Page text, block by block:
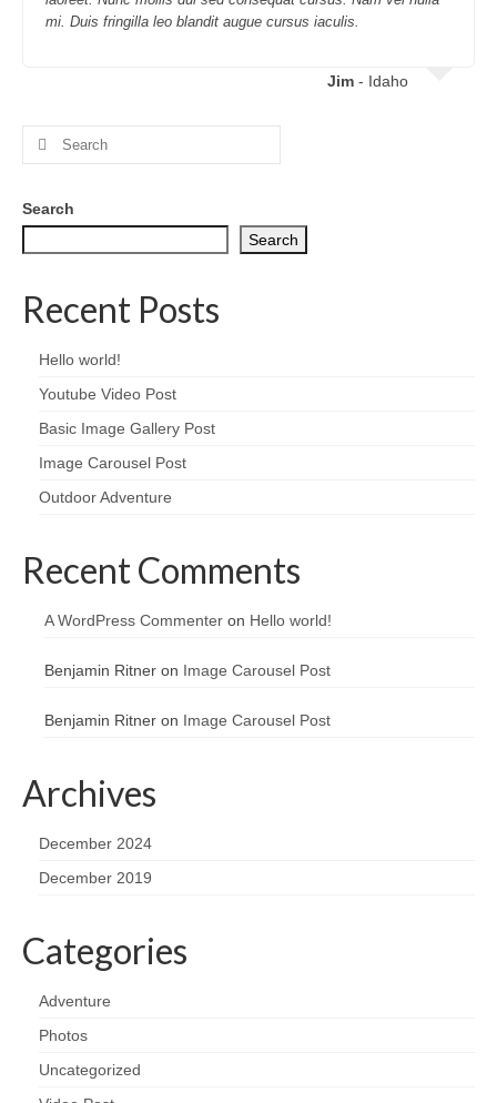
mi. Duis fringilla leo blandit augue cursus iaculis.
Jim - Idaho
Search
Search
Search
Recent Posts
Hello world!
Youtube Video Post
Basic Image Gallery Post
Image Carousel Post
Outdoor Adventure
Recent Comments
A WordPress Commenter on Hello world!
Benjamin Ritner on Image Carousel Post
Benjamin Ritner on Image Carousel Post
Archives
December 2024
December 2019
Categories
Adventure
Photos
Uncategorized